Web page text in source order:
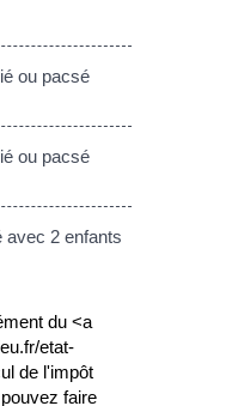
ou pacsé
ou pacsé
avec 2 enfants
du <a
etat-
de l'impôt
faire